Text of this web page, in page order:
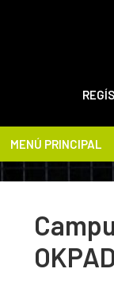
MENÚ PRINCIPAL